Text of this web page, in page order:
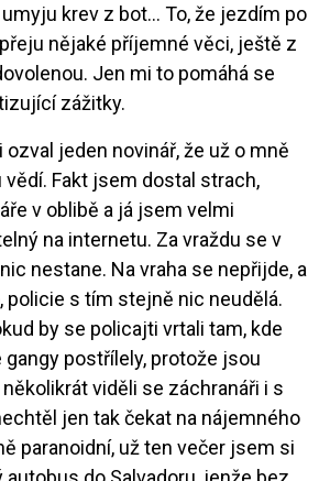
krev z bot… To, že jezdím po
nějaké příjemné věci, ještě z
Jen mi to pomáhá se
zážitky.
jeden novinář, že už o mně
Fakt jsem dostal strach,
v oblibě a já jsem velmi
na internetu. Za vraždu se v
nestane. Na vraha se nepřijde, a
policie s tím stejně nic neudělá.
by se policajti vrtali tam, kde
postřílely, protože jsou
viděli se záchranáři i s
jen tak čekat na nájemného
paranoidní, už ten večer jsem si